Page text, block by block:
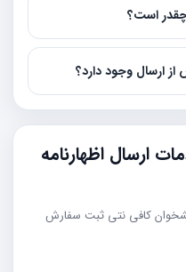
چقدر است؟
ارسال وجود دارد؟
ارسال اظهارنامه
کافی نتی ثبت سفارش